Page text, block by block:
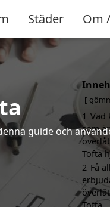
Städer Om
guide och
1 Vad
som
Tofta
2 Få